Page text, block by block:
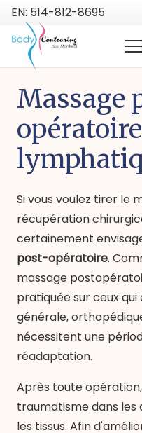
EN: 514-812-8695
Massage
opératoire
Si vous voulez tirer le
récupération
certainement
post-opératoire.
massage
pratiquée sur ceux
générale,
nécessitent une
réadaptation.
Après toute
traumatisme dans les
les tissus. Afin